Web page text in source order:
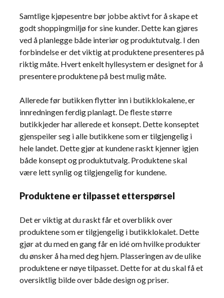
Samtlige kjøpesentre bør jobbe aktivt for å skape et
godt shoppingmiljø for sine kunder. Dette kan gjøres
ved å planlegge både interiør og produktutvalg. I den
forbindelse er det viktig at produktene presenteres på
riktig måte. Hvert enkelt hyllesystem er designet for å
presentere produktene på best mulig måte.
Allerede før butikken flytter inn i butikklokalene, er
innredningen ferdig planlagt. De fleste større
butikkjeder har allerede et konsept. Dette konseptet
gjenspeiler seg i alle butikkene som er tilgjengelig i
hele landet. Dette gjør at kundene raskt kjenner igjen
både konsept og produktutvalg. Produktene skal
være lett synlig og tilgjengelig for kundene.
Produktene er tilpasset etterspørsel
Det er viktig at du raskt får et overblikk over
produktene som er tilgjengelig i butikklokalet. Dette
gjør at du med en gang får en idé om hvilke produkter
du ønsker å ha med deg hjem. Plasseringen av de ulike
produktene er nøye tilpasset. Dette for at du skal få et
oversiktlig bilde over både design og priser.